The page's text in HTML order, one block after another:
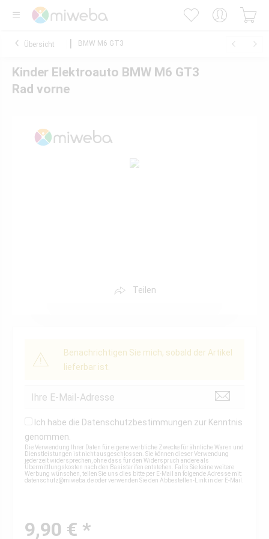
Übersicht BMW M6 GT3
Kinder Elektroauto BMW M6 GT3
Rad vorne
Teilen
Benachrichtigen Sie mich, sobald der Artikel
lieferbar ist.
Ich habe die Datenschutzbestimmungen zur Kenntnis
genommen.
Die Verwendung Ihrer Daten für eigene werbliche Zwecke für ähnliche Waren und
Dienstleistungen ist nicht ausgeschlossen. Sie können dieser Verwendung
jederzeit widersprechen, ohne dass für den Widerspruch andere als
Übermittlungskosten nach den Basistarifen entstehen. Falls Sie keine weitere
Werbung wünschen, teilen Sie uns dies bitte per E-Mail an folgende Adresse mit:
datenschutz@miweba.deoder verwenden Sie den Abbestellen-Link in der E-Mail.
9,90 € *